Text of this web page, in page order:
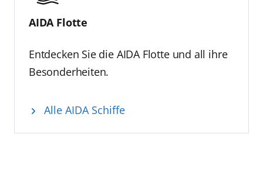
AIDA Flotte
Entdecken Sie die AIDA Flotte und all ihre
Besonderheiten.
Alle AIDA Schiffe